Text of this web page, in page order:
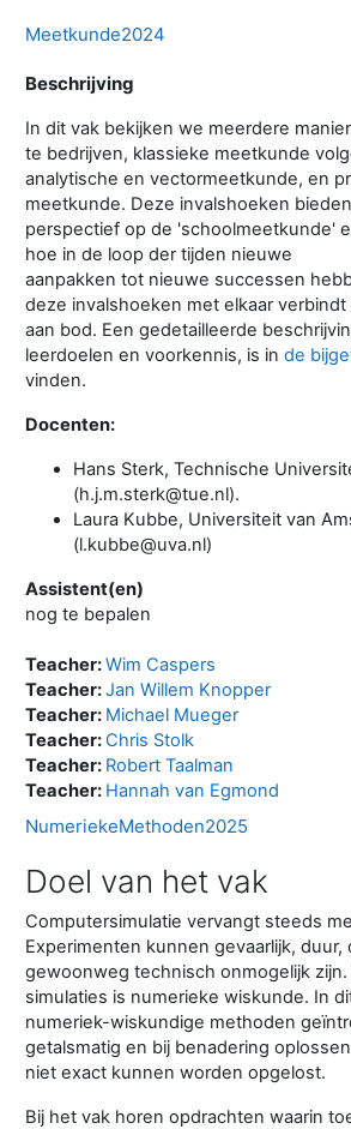
Meetkunde2024
Beschrijving
In dit vak bekijken we meerdere
te bedrijven, klassieke meetkunde
analytische en vectormeetkunde, en
meetkunde. Deze invalshoeken
perspectief op de 'schoolmeetkunde'
hoe in de loop der tijden nieuwe
aanpakken tot nieuwe successen
deze invalshoeken met elkaar
aan bod. Een gedetailleerde
leerdoelen en voorkennis, is in de
vinden.
Docenten:
Hans Sterk, Technische
(h.j.m.sterk@tue.nl).
Laura Kubbe, Universiteit van
(l.kubbe@uva.nl)
Assistent(en)
nog te bepalen
Teacher:Wim Caspers
Teacher:Jan Willem Knopper
Teacher: Michael Mueger
Teacher:Chris Stolk
Teacher: Robert Taalman
Teacher: Hannah van Egmond
NumeriekeMethoden2025
Doel van het vak
Computersimulatie vervangt steeds
Experimenten kunnen gevaarlijk,
gewoonweg technisch onmogelijk zijn.
simulaties is numerieke wiskunde. In
numeriek-wiskundige methoden
getalsmatig en bij benadering
niet exact kunnen worden opgelost.
Bij het vak horen opdrachten waarin